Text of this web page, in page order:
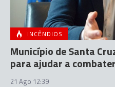
INCÊNDIOS
Município de Santa
para ajudar a
21 Ago 12:39